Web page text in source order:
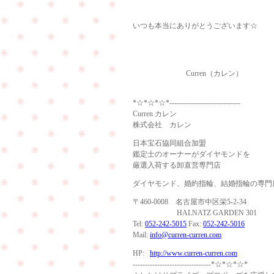
いつも本当にありがとうございます☆
Curren（カレン）
*☆*☆*☆*-----------------------------
Curren カレン
株式会社 カレン
日本宝石協同組合加盟
鑑定士のオーナーがダイヤモンドを
厳選入荷する卸直営専門店
ダイヤモンド、婚約指輪、結婚指輪の専門
〒460-0008 名古屋市中区栄5-2-34
HALNATZ GARDEN 301
Tel: 052-242-5015 Fax: 052-242-5016
Mail: info@curren-curren.com
HP: http://www.curren-curren.com
--------------------------------*☆*☆*☆*